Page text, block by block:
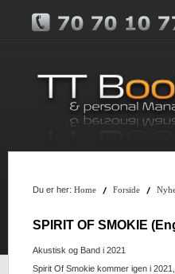
Du er her: Home Forside
SPIRIT OF SMOKIE
Akustisk og Band i 2021
Spirit Of Smokie kommer igen i